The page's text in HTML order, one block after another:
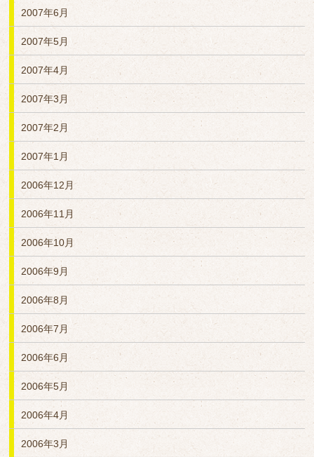
2007年6月
2007年5月
2007年4月
2007年3月
2007年2月
2007年1月
2006年12月
2006年11月
2006年10月
2006年9月
2006年8月
2006年7月
2006年6月
2006年5月
2006年4月
2006年3月